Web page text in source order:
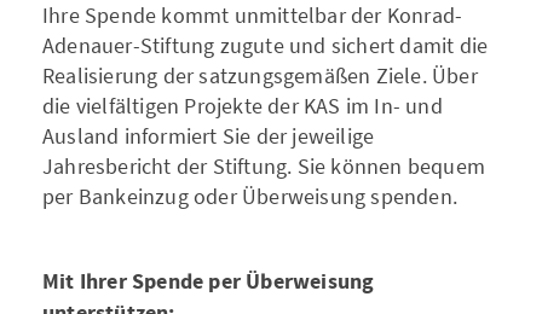
Ihre Spende kommt unmittelbar der Konrad-
Adenauer-Stiftung zugute und sichert damit die
Realisierung der satzungsgemäßen Ziele. Über
die vielfältigen Projekte der KAS im In- und
Ausland informiert Sie der jeweilige
Jahresbericht der Stiftung. Sie können bequem
per Bankeinzug oder Überweisung spenden.
Mit Ihrer Spende per Überweisung